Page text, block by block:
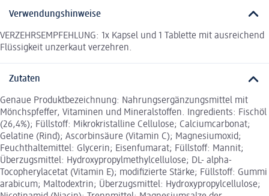
Verwendungshinweise
VERZEHRSEMPFEHLUNG: 1x Kapsel und 1 Tablette mit ausreichend
Flüssigkeit unzerkaut verzehren.
Zutaten
Genaue Produktbezeichnung: Nahrungsergänzungsmittel mit
Mönchspfeffer, Vitaminen und Mineralstoffen. Ingredients: Fischöl
(26,4%); Füllstoff: Mikrokristalline Cellulose; Calciumcarbonat;
Gelatine (Rind); Ascorbinsäure (Vitamin C); Magnesiumoxid;
Feuchthaltemittel: Glycerin; Eisenfumarat; Füllstoff: Mannit;
Überzugsmittel: Hydroxypropylmethylcellulose; DL- alpha-
Tocopherylacetat (Vitamin E); modifizierte Stärke; Füllstoff: Gummi
arabicum; Maltodextrin; Überzugsmittel: Hydroxypropylcellulose;